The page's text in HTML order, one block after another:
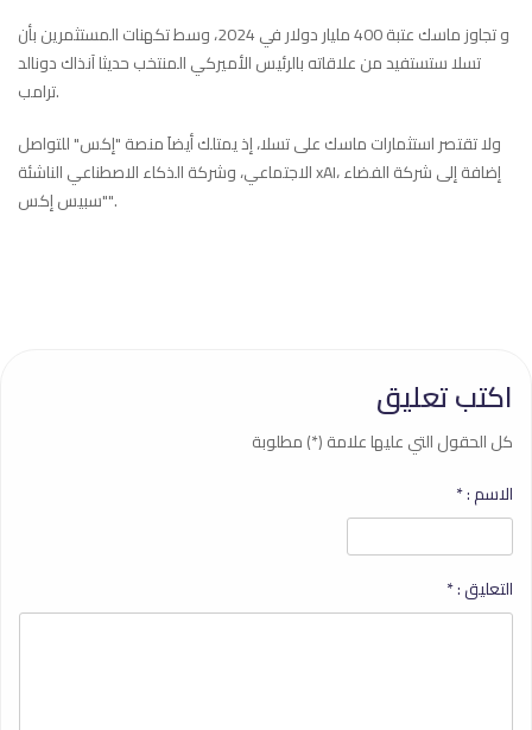
و تجاوز ماسك عتبة 400 مليار دولار في 2024، وسط تكهنات المستثمرين بأن
تسلا ستستفيد من علاقاته بالرئيس الأميركي المنتخب حديثا آنذاك دونالد
ترامب.
ولا تقتصر استثمارات ماسك على تسلا، إذ يمتلك أيضاَ منصة "إكس" للتواصل
الاجتماعي، وشركة الذكاء الاصطناعي الناشئة xAI، إضافة إلى شركة الفضاء
"سبيس إكس".
اكتب تعليق
كل الحقول التي عليها علامة (*) مطلوبة
الاسم :*
التعليق :*